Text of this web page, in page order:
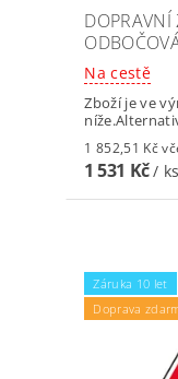
DOPRAVNÍ
Na cestě
Zboží je ve
1
1 531 Kč/ ks
Záruka 10 let
Doprava